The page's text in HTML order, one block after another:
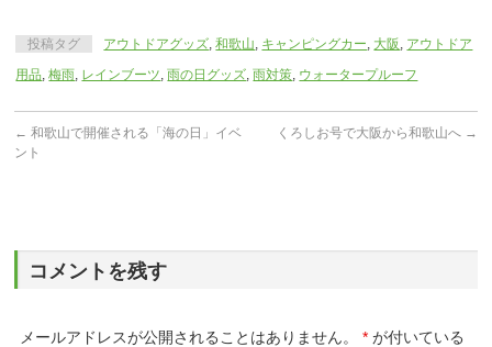
投稿タグ アウトドアグッズ,和歌山, キャンピングカー, 大阪 , アウトドア
用品,梅雨, レインブーツ,雨の日グッズ,雨対策, ウォータープルーフ
← 和歌山で開催される「海の日」イベ
ント
くろしお号で大阪から和歌山へ →
コメントを残す
メールアドレスが公開されることはありません。 * が付いている